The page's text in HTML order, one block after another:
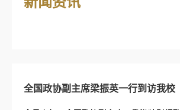
全国政协副主席梁振英一行到访我校